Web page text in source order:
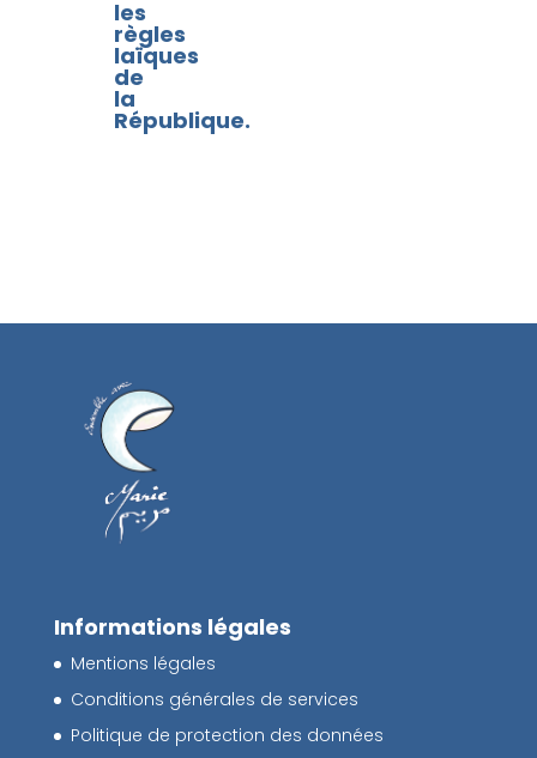
les
règles
laïques
de
la
République.
Informations légales
Mentions légales
Conditions générales de services
Politique de protection des données